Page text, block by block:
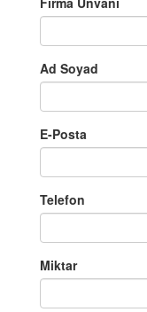
Ad Soyad
E-Posta
Telefon
Miktar